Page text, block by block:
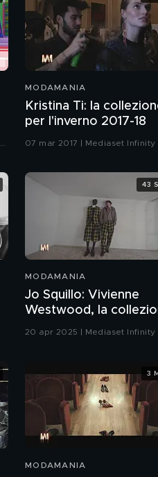
MODAMANIA
Kristina Ti: la
per l'inverno 2017-18
07 mar 2017 | Mediaset Infinity
MODAMANIA
Jo Squillo: Vivienne
Westwood, la
Fall-Winter 25/26
20 apr 2025 | Mediaset Infinity
43
MODAMANIA
3